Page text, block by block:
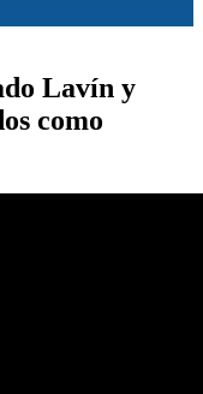
Lavín y
como